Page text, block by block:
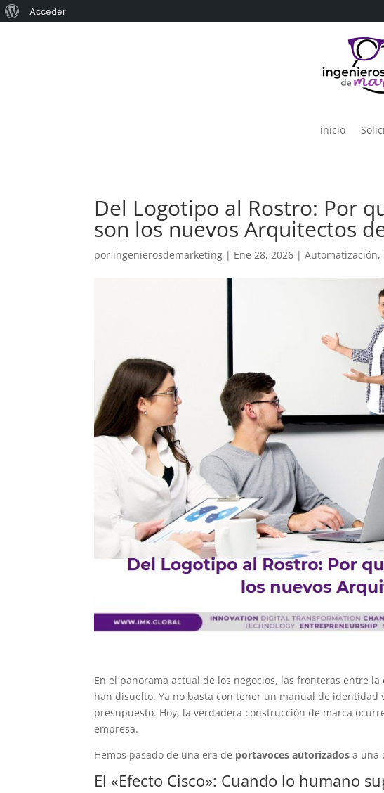
inicio
Del Logotipo al Rostro: Por
son los nuevos Arquitectos
por ingenierosdemarketing | Ene 28, 2026 |Automatización,
En el panorama actual de los negocios, las fronteras entre
han disuelto. Ya no basta con tener un manual de
presupuesto. Hoy, la verdadera construcción de marca
empresa.
Hemos pasado de una era de portavoces autorizados a una
El «Efecto Cisco»: Cuando lo humano
Acerca
Acceder